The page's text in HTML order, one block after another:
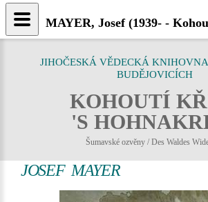
JIHOČESKÁ VĚDECKÁ
BUDĚJOVICÍCH
KOHOUTÍ
'S
Šumavské ozvěny / Des Waldes
JOSEF MAYER
MAYER, Josef (1939- -